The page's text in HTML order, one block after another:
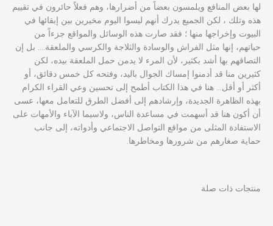
لها بعض المنافع ويلمسون بعضاً من أضرارها، وهم فعلاً حائرون في تقييم
هذه وتلك ، لكن الجميع يدرك أنهم ليسوا اليوم مخيرين بين إبقائها في
البيوت وإخراجها منها ؛ فقد صارت هذه الوسائل والمواقع جزءاً من
حياتهم، إنها مثل الفراش والوسادة والثلاجة والكرسي والملعقة…. بل إن
التصاقهم بها أشد بكثير، لأن المرء لا يدمن حمل الملعقة بيده، لكن
كثيرين منا قد أدمنوا إمساك الجوال باليد، وفتحه كل خمس دقائق، أو
أكثر أو أقل… هنا في هذا الكتاب أطمح إلى تحسين وعي القراء الكرام
بهذه الظاهرة الجديدة، وإرشادهم إلى أفضل الطرق للتعامل معها، عسى
أن أكون هنا قد أسهمت في مساعدة الناس، ولاسيما الآباء والأمهات على
الاستفادة المثلى من مواقع التواصل الاجتماعي وأدواته، إلى جانب
حماية صغارهم من شرورها ومخاطرها.
منتجات ذات صلة